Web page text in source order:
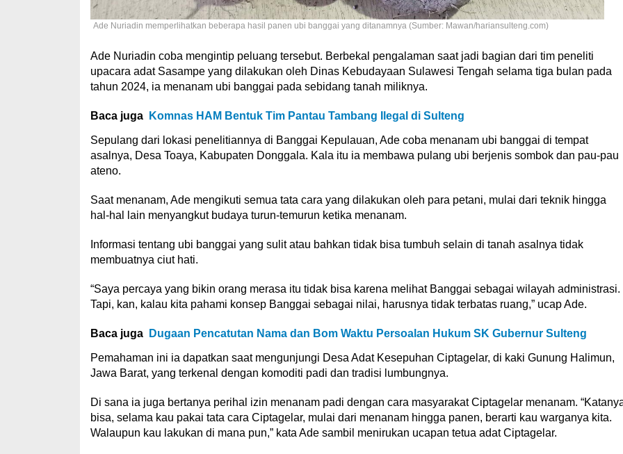
Ade Nuriadin memperlihatkan beberapa hasil panen ubi banggai yang ditanamnya (Sumber: Mawan/hariansulteng.com)
Ade Nuriadin coba mengintip peluang tersebut. Berbekal pengalaman saat jadi bagian dari tim peneliti
upacara adat Sasampe yang dilakukan oleh Dinas Kebudayaan Sulawesi Tengah selama tiga bulan pada
tahun 2024, ia menanam ubi banggai pada sebidang tanah miliknya.
Baca juga Komnas HAM Bentuk Tim Pantau Tambang Ilegal di Sulteng
Sepulang dari lokasi penelitiannya di Banggai Kepulauan, Ade coba menanam ubi banggai di tempat
asalnya, Desa Toaya, Kabupaten Donggala. Kala itu ia membawa pulang ubi berjenis sombok dan pau-pau
ateno.
Saat menanam, Ade mengikuti semua tata cara yang dilakukan oleh para petani, mulai dari teknik hingga
hal-hal lain menyangkut budaya turun-temurun ketika menanam.
Informasi tentang ubi banggai yang sulit atau bahkan tidak bisa tumbuh selain di tanah asalnya tidak
membuatnya ciut hati.
“Saya percaya yang bikin orang merasa itu tidak bisa karena melihat Banggai sebagai wilayah administrasi.
Tapi, kan, kalau kita pahami konsep Banggai sebagai nilai, harusnya tidak terbatas ruang,” ucap Ade.
Baca juga Dugaan Pencatutan Nama dan Bom Waktu Persoalan Hukum SK Gubernur Sulteng
Pemahaman ini ia dapatkan saat mengunjungi Desa Adat Kesepuhan Ciptagelar, di kaki Gunung Halimun,
Jawa Barat, yang terkenal dengan komoditi padi dan tradisi lumbungnya.
Di sana ia juga bertanya perihal izin menanam padi dengan cara masyarakat Ciptagelar menanam.
bisa, selama kau pakai tata cara Ciptagelar, mulai dari menanam hingga panen, berarti kau warganya kita.
Walaupun kau lakukan di mana pun,” kata Ade sambil menirukan ucapan tetua adat Ciptagelar.